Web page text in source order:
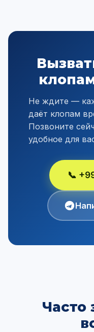
Не ждите —
даёт клопам
Позвоните
удобное для
📞
Часто